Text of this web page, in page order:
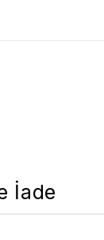
İade